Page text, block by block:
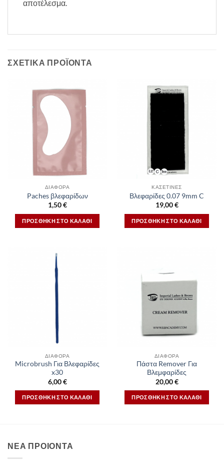
αποτέλεσμα.
ΣΧΕΤΙΚΆ ΠΡΟΪΌΝΤΑ
ΔΙΆΦΟΡΑ
Paches βλεφαρίδων
1,50€
ΠΡΟΣΘΉΚΗ ΣΤΟ ΚΑΛΆΘΙ
ΚΑΣΕΤΊΝΕΣ
Βλεφαρίδες 0.07 9mm C
19,00€
ΠΡΟΣΘΉΚΗ ΣΤΟ ΚΑΛΆΘΙ
ΔΙΆΦΟΡΑ
Microbrush Για Βλεφαρίδες
x30
6,00€
ΠΡΟΣΘΉΚΗ ΣΤΟ ΚΑΛΆΘΙ
ΔΙΆΦΟΡΑ
Πάστα Remover Για
Βλεμφαρίδες
20,00€
ΠΡΟΣΘΉΚΗ ΣΤΟ ΚΑΛΆΘΙ
ΝΕΑ ΠΡΟΙΟΝΤΑ